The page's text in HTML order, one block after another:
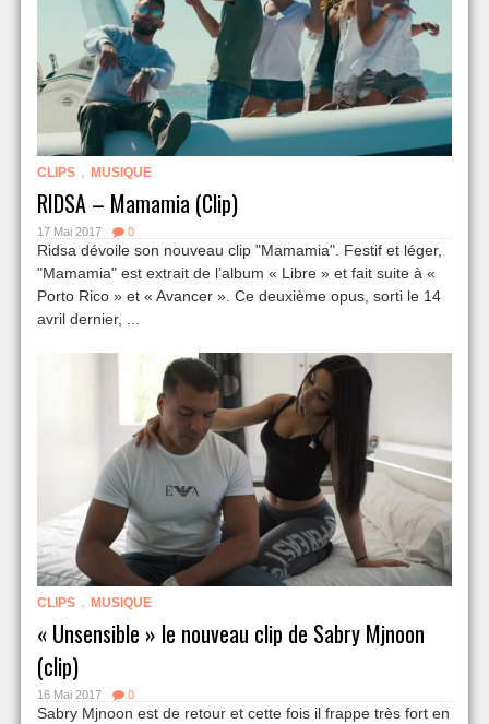
CLIPS , MUSIQUE
RIDSA – Mamamia (Clip)
17 Mai 2017 0
Ridsa dévoile son nouveau clip "Mamamia". Festif et léger,
"Mamamia" est extrait de l’album « Libre » et fait suite à «
Porto Rico » et « Avancer ». Ce deuxième opus, sorti le 14
avril dernier, ...
CLIPS , MUSIQUE
« Unsensible » le nouveau clip de Sabry Mjnoon
(clip)
16 Mai 2017 0
Sabry Mjnoon est de retour et cette fois il frappe très fort en